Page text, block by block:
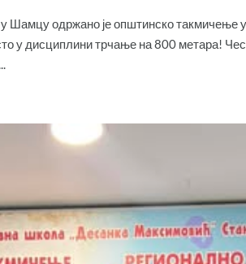
Шамцу одржано је општинско такмичење
у дисциплини трчање на 800 метара!